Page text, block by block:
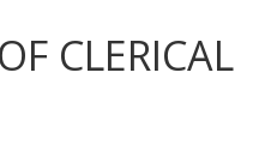
CLERICAL